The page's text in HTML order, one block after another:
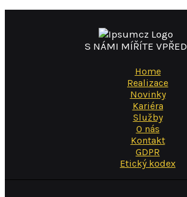
S NÁMI MÍŘÍTE VPŘED
Home
Realizace
Novinky
Kariéra
Služby
O nás
Kontakt
GDPR
Etický kodex